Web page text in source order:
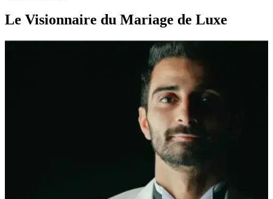
Le Visionnaire du Mariage de Luxe